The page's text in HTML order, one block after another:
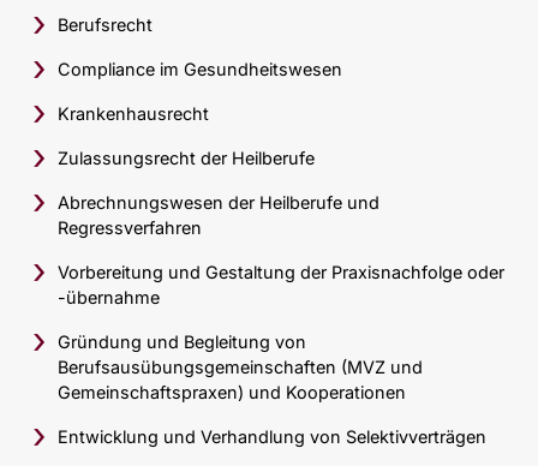
Berufsrecht
Compliance im Gesundheitswesen
Krankenhausrecht
Zulassungsrecht der Heilberufe
Abrechnungswesen der Heilberufe und
Regressverfahren
Vorbereitung und Gestaltung der Praxisnachfolge oder
-übernahme
Gründung und Begleitung von
Berufsausübungsgemeinschaften (MVZ und
Gemeinschaftspraxen) und Kooperationen
Entwicklung und Verhandlung von Selektivverträgen